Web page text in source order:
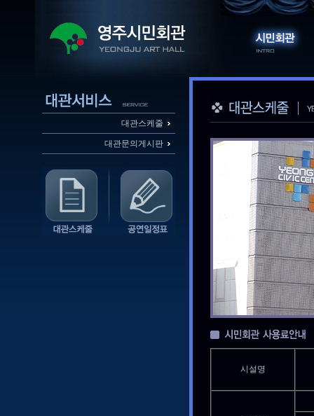
대관스케줄
대관문의게시판
시설명